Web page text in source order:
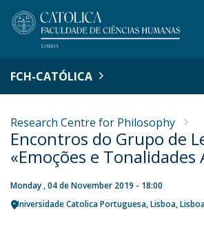
FCH-CATÓLICA
Research Centre for Philosophy
Encontros do Grupo de
«Emoções e Tonalidades
Monday , 04 de November 2019 - 18:00
Universidade Catolica Portuguesa Lisboa